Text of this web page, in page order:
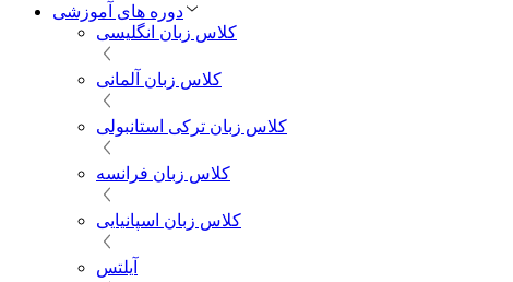
دوره های آموزشی
کلاس زبان انگلیسی
کلاس زبان آلمانی
کلاس زبان ترکی استانبولی
کلاس زبان فرانسه
کلاس زبان اسپانیایی
آیلتس